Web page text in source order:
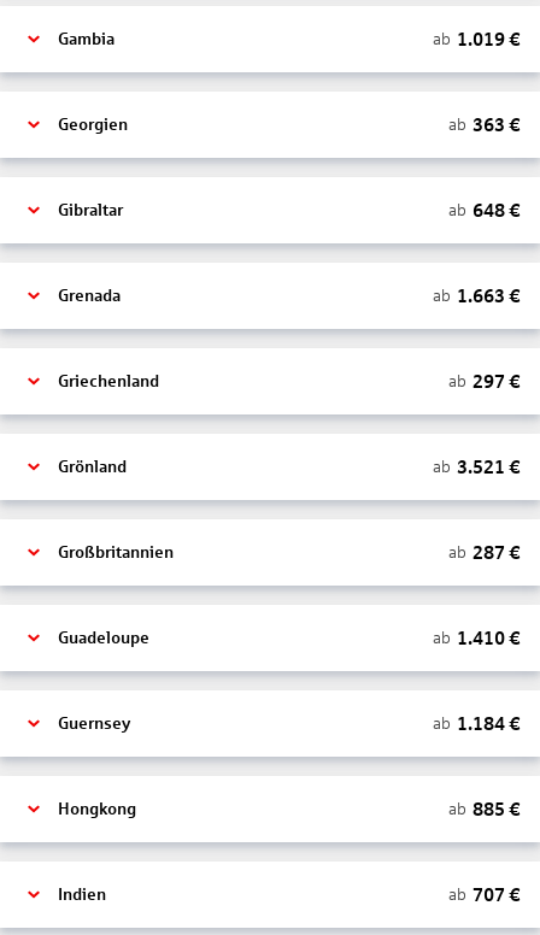
Gambia ab 1.019€
Georgien ab 363 €
Gibraltar ab 648€
Grenada ab 1.663 €
Griechenland ab 297 €
Grönland ab 3.521 €
Großbritannien ab 287 €
Guadeloupe ab 1.410€
Guernsey ab 1.184€
Hongkong ab 885 €
Indien ab 707 €